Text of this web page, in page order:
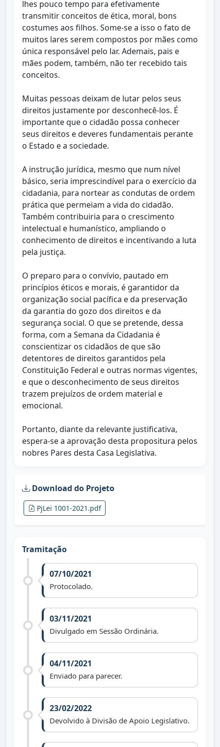
lhes pouco tempo para efetivamente
transmitir conceitos de ética, moral, bons
costumes aos filhos. Some-se a isso o fato de
muitos lares serem compostos por mães como
única responsável pelo lar. Ademais, pais e
mães podem, também, não ter recebido tais
conceitos.
Muitas pessoas deixam de lutar pelos seus
direitos justamente por desconhecê-los. É
importante que o cidadão possa conhecer
seus direitos e deveres fundamentais perante
o Estado e a sociedade.
A instrução jurídica, mesmo que num nível
básico, seria imprescindível para o exercício da
cidadania, para nortear as condutas de ordem
prática que permeiam a vida do cidadão.
Também contribuiria para o crescimento
intelectual e humanístico, ampliando o
conhecimento de direitos e incentivando a luta
pela justiça.
O preparo para o convívio, pautado em
princípios éticos e morais, é garantidor da
organização social pacífica e da preservação
da garantia do gozo dos direitos e da
segurança social. O que se pretende, dessa
forma, com a Semana da Cidadania é
conscientizar os cidadãos de que são
detentores de direitos garantidos pela
Constituição Federal e outras normas vigentes,
e que o desconhecimento de seus direitos
trazem prejuízos de ordem material e
emocional.
Portanto, diante da relevante justificativa,
espera-se a aprovação desta propositura pelos
nobres Pares desta Casa Legislativa.
Download do Projeto
PjLei 1001-2021.pdf
Tramitação
07/10/2021
Protocolado.
03/11/2021
Divulgado em Sessão Ordinária.
04/11/2021
Enviado para parecer.
23/02/2022
Devolvido à Divisão de Apoio Legislativo.